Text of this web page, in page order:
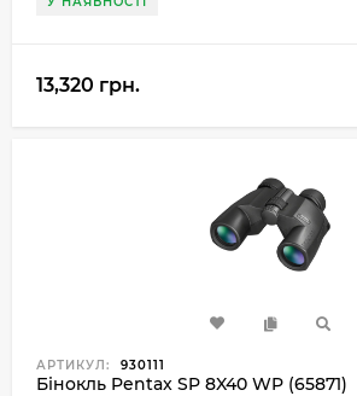
13,320 грн.
АРТИКУЛ: 930111
Бінокль Pentax SP 8X40 WP (65871)